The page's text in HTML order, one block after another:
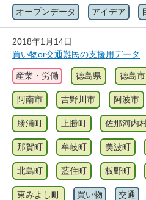
オープンデータ アイデア
2018年1月14日
買い物or交通難民の支援用データ
産業・労働 徳島県 徳島市
阿南市 吉野川市 阿波市
勝浦町 上勝町 佐那河内
那賀町 牟岐町 美波町
北島町 藍住町 板野町
東みよし町 買い物 交通